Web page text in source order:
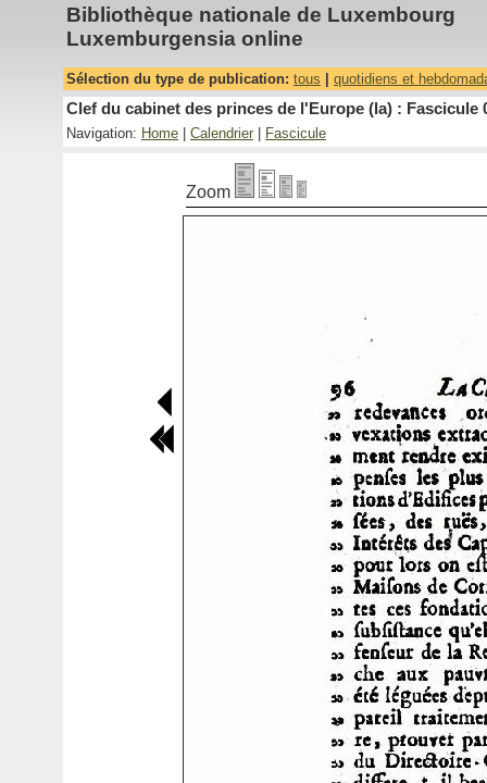
Bibliothèque nationale de Luxembourg
Luxemburgensia online
Sélection du type de publication: tous quotidiens et
Clef du cabinet des princes de l'Europe (la) : Fascicule
Navigation: Home Calendrier Fascicule
Zoom